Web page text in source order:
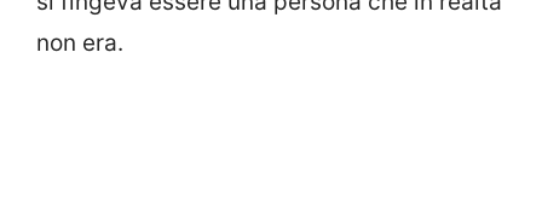
non era.